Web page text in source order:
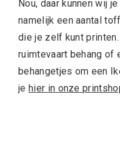
Nou, daar kunnen wij
namelijk een aantal
die je zelf kunt
ruimtevaart behang of
behangetjes om een
je hier in onze